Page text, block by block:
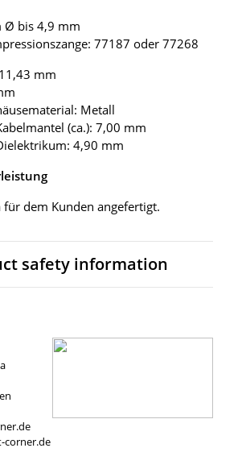
Ø bis 4,9 mm
77187 oder 77268
mm
Metall
(ca.): 7,00 mm
4,90 mm
dem Kunden angefertigt.
safety information
corner.de